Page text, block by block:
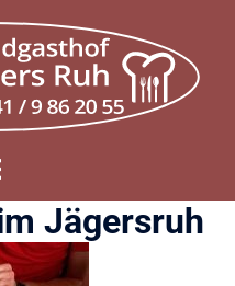
Jägersruh